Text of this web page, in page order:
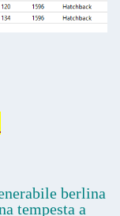
berlina
tempesta a